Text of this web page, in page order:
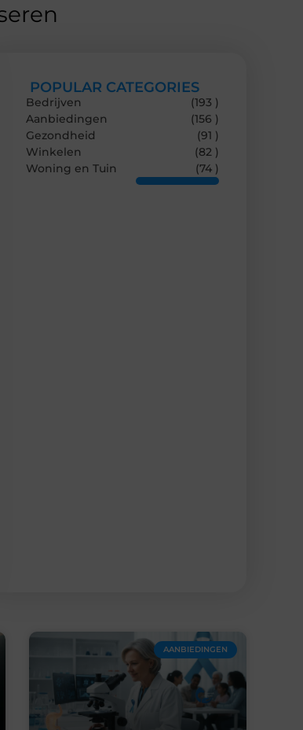
POPULAR CATEGORIES
Bedrijven
(193 )
Aanbiedingen
(156 )
Gezondheid
(91 )
Winkelen
(82 )
Woning en Tuin
(74 )
AANBIEDINGEN